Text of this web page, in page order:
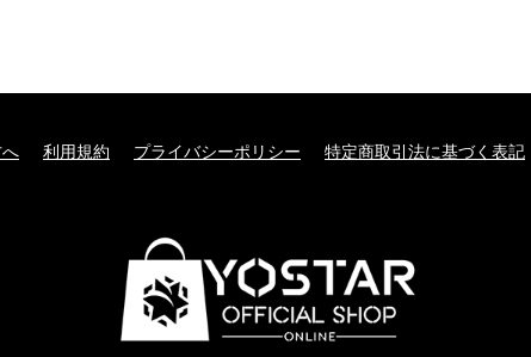
利用規約 プライバシーポリシー 特定商取引法に基づく表記